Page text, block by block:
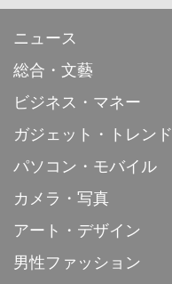
ニュース
総合・文藝
ビジネス・マネー
ガジェット・トレンド
パソコン・モバイル
カメラ・写真
アート・デザイン
男性ファッション